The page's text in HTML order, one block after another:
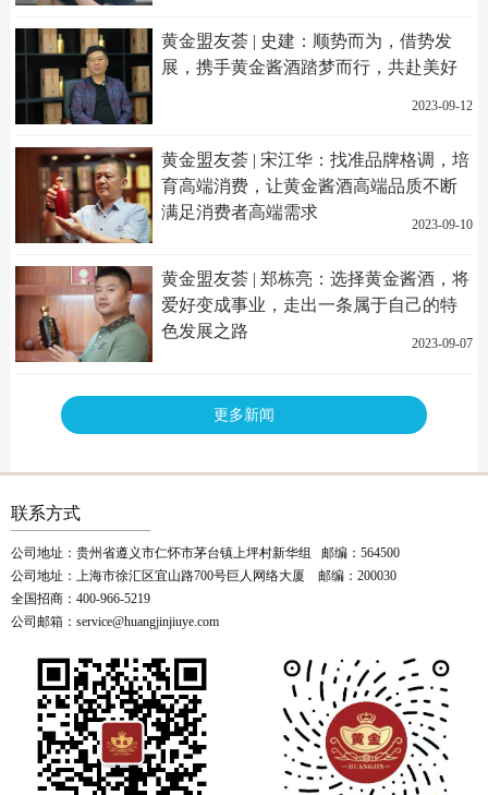
黄金盟友荟 | 史建：顺势而为，借势发
展，携手黄金酱酒踏梦而行，共赴美好
2023-09-12
黄金盟友荟 | 宋江华：找准品牌格调，培
育高端消费，让黄金酱酒高端品质不断
满足消费者高端需求
2023-09-10
黄金盟友荟 | 郑栋亮：选择黄金酱酒，将
爱好变成事业，走出一条属于自己的特
色发展之路
2023-09-07
更多新闻
联系方式
公司地址：贵州省遵义市仁怀市茅台镇上坪村新华组 邮编：564500
公司地址：上海市徐汇区宜山路700号巨人网络大厦 邮编：200030
全国招商：400-966-5219
公司邮箱：service@huangjinjiuye.com